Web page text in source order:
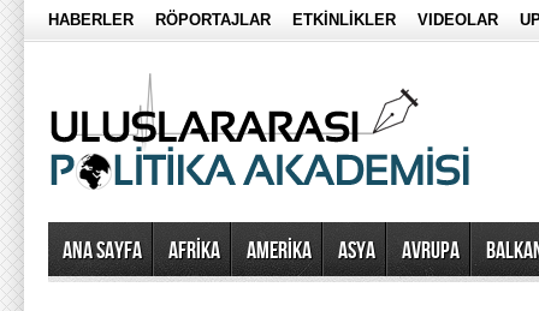
HABERLER RÖPORTAJLAR ETKİNLİKLER VIDEOLAR
Ana Sayfa AFRİKA AMERİKA ASYA AVRUPA